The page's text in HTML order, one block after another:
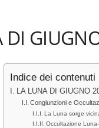
DI
Indice dei contenuti
LA LUNA DI GIUGNO
Congiunzioni e
La Luna sorge
Occultazione